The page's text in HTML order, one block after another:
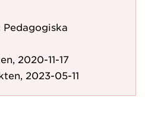
Pedagogiska
2020-11-17
2023-05-11